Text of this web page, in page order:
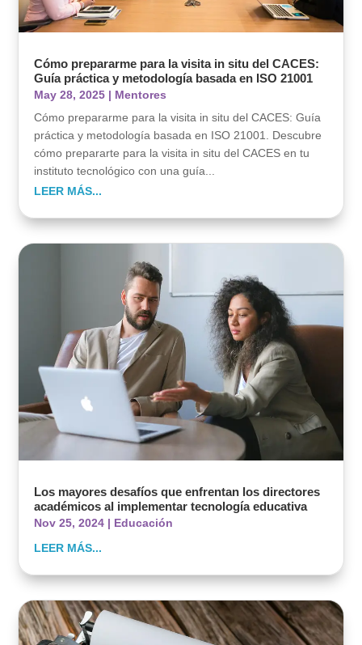
Cómo prepararme para la visita in situ del CACES:
Guía práctica y metodología basada en ISO 21001
May 28, 2025 | Mentores
Cómo prepararme para la visita in situ del CACES: Guía
práctica y metodología basada en ISO 21001. Descubre
cómo prepararte para la visita in situ del CACES en tu
instituto tecnológico con una guía...
LEER MÁS...
Los mayores desafíos que enfrentan los directores
académicos al implementar tecnología educativa
Nov 25, 2024 | Educación
LEER MÁS...